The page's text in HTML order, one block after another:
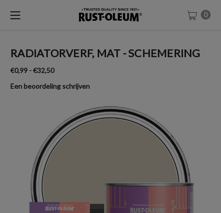
0
RADIATORVERF, MAT - SCHEMERING
€0,99 - €32,50
Een beoordeling schrijven